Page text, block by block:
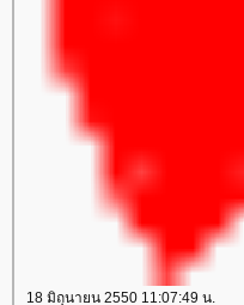
18 มิถุนายน 2550 11:07:49 น.